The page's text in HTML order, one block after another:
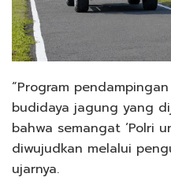
“Program
budidaya jagung yang
bahwa semangat ‘Polri
diwujudkan melalui
ujarnya.